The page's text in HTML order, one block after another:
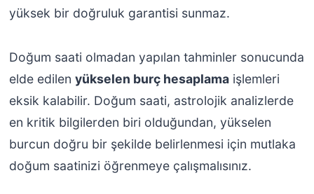
yüksek bir doğruluk garantisi sunmaz.
Doğum saati olmadan yapılan tahminler sonucunda
elde edilen yükselen burç hesaplamaişlemleri
eksik kalabilir. Doğum saati, astrolojik analizlerde
en kritik bilgilerden biri olduğundan, yükselen
burcun doğru bir şekilde belirlenmesi için mutlaka
doğum saatinizi öğrenmeye çalışmalısınız.